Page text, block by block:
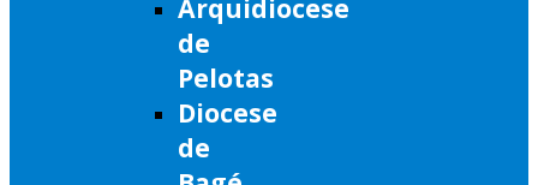
Arquidiocese
de
Pelotas
Diocese
de